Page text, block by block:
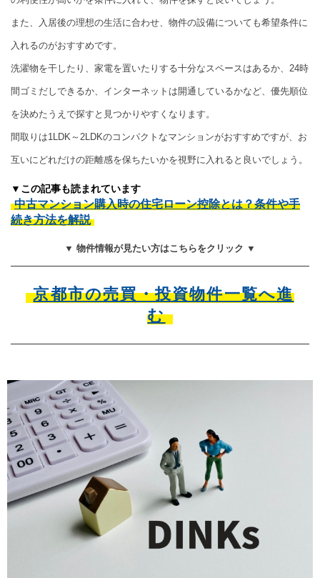
また、入居後の理想の生活に合わせ、物件の設備についても希望条件に
入れるのがおすすめです。
洗濯物を干したり、家電を置いたりする十分なスペースはあるか、24時
間ゴミだしできるか、インターネットは開通しているかなど、優先順位
を決めたうえで探すと見つかりやすくなります。
間取りは1LDK～2LDKのコンパクトなマンションがおすすめですが、お
互いにどれだけの距離感を保ちたいかを視野に入れると良いでしょう。
▼この記事も読まれています
中古マンション購入時の住宅ローン控除とは？条件や手
続き方法を解説
▼ 物件情報が見たい方はこちらをクリック ▼
京都市の売買・投資物件一覧へ進
む